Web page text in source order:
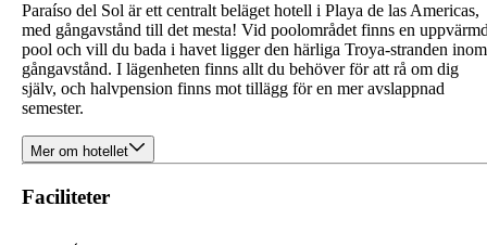
Paraíso del Sol är ett centralt beläget hotell i Playa de las Americas,
med gångavstånd till det mesta! Vid poolområdet finns en
pool och vill du bada i havet ligger den härliga Troya-stranden inom
gångavstånd. I lägenheten finns allt du behöver för att rå om dig
själv, och halvpension finns mot tillägg för en mer avslappnad
semester.
Mer om hotellet
Faciliteter